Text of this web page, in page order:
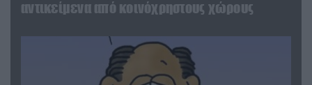
αντικείμενα από κοινόχρηστους χώρους